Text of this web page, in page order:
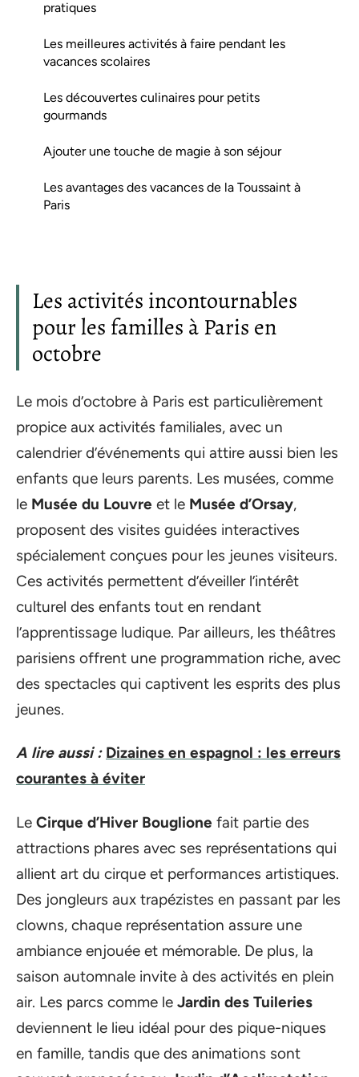
pratiques
Les meilleures activités à faire pendant les
vacances scolaires
Les découvertes culinaires pour petits
gourmands
Ajouter une touche de magie à son séjour
Les avantages des vacances de la Toussaint à
Paris
Les activités incontournables
pour les familles à Paris en
octobre
Le mois d’octobre à Paris est particulièrement
propice aux activités familiales, avec un
calendrier d’événements qui attire aussi bien les
enfants que leurs parents. Les musées, comme
le Musée du Louvre et le Musée d’Orsay,
proposent des visites guidées interactives
spécialement conçues pour les jeunes visiteurs.
Ces activités permettent d’éveiller l’intérêt
culturel des enfants tout en rendant
l’apprentissage ludique. Par ailleurs, les théâtres
parisiens offrent une programmation riche, avec
des spectacles qui captivent les esprits des plus
jeunes.
A lire aussi : Dizaines en espagnol : les erreurs
courantes à éviter
Le Cirque d’Hiver Bouglione fait partie des
attractions phares avec ses représentations qui
allient art du cirque et performances artistiques.
Des jongleurs aux trapézistes en passant par les
clowns, chaque représentation assure une
ambiance enjouée et mémorable. De plus, la
saison automnale invite à des activités en plein
air. Les parcs comme le Jardin des Tuileries
deviennent le lieu idéal pour des pique-niques
en famille, tandis que des animations sont